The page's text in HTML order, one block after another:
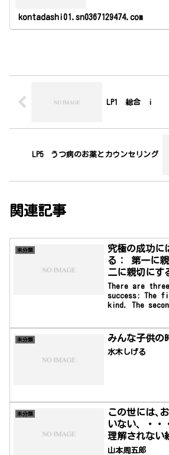
kontadashi01.sn0367129474.com
LP1 総合 i
LP5 うつ病のお薬とカウンセリング
関連記事
未分類
究極の成功に
る： 第一に
二に親切にす
にすること
There are
success: The
kind. The
がある： 第一に
親切にすること
―ミスター・ロ
未分類 みんな子供の
水木しげる
未分類
この世には､
いない、・・
理解されない
っているので
山本周五郎